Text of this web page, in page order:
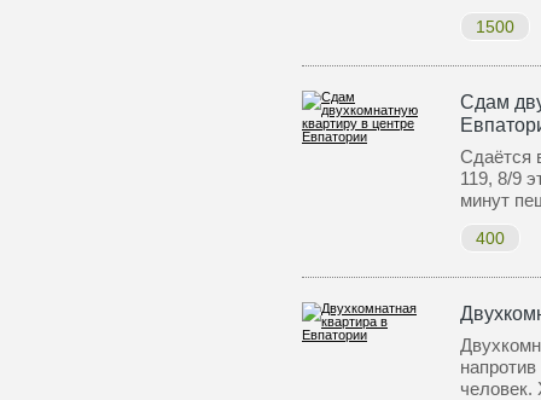
1500
Сдам
Сдаётся
119, 8/9
минут
400
человек.